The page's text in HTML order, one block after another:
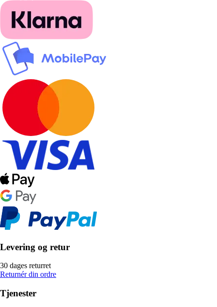
Levering og retur
30 dages returret
Returnér din ordre
Tjenester